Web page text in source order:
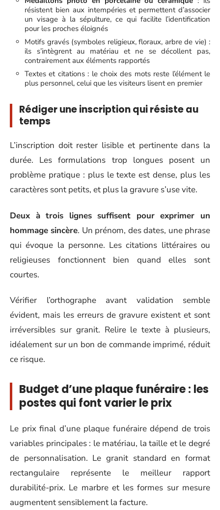
résistent bien aux intempéries et permettent d’associer
un visage à la sépulture, ce qui facilite l’identification
pour les proches éloignés
Motifs gravés (symboles religieux, floraux, arbre de vie) :
ils s’intègrent au matériau et ne se décollent pas,
contrairement aux éléments rapportés
Textes et citations : le choix des mots reste l’élément le
plus personnel, celui que les visiteurs lisent en premier
Rédiger une inscription qui résiste au
temps
L’inscription doit rester lisible et pertinente dans la
durée. Les formulations trop longues posent un
problème pratique : plus le texte est dense, plus les
caractères sont petits, et plus la gravure s’use vite.
Deux à trois lignes suffisent pour exprimer un
hommage sincère. Un prénom, des dates, une phrase
qui évoque la personne. Les citations littéraires ou
religieuses fonctionnent bien quand elles sont
courtes.
Vérifier l’orthographe avant validation semble
évident, mais les erreurs de gravure existent et sont
irréversibles sur granit. Relire le texte à plusieurs,
idéalement sur un bon de commande imprimé, réduit
ce risque.
Budget d’une plaque funéraire : les
postes qui font varier le prix
Le prix final d’une plaque funéraire dépend de trois
variables principales : le matériau, la taille et le degré
de personnalisation. Le granit standard en format
rectangulaire représente le meilleur rapport
durabilité-prix. Le marbre et les formes sur mesure
augmentent sensiblement la facture.